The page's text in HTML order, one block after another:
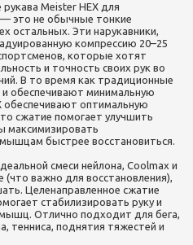
Meister HEX для
— это не обычные тонкие
остальных. Эти нарукавники,
компрессию 20–25
которые хотят
и точность своих рук во
В то время как традиционные
обеспечивают минимальную
обеспечивают оптимальную
сжатие помогает улучшить
максимизировать
быстрее восстановиться.
смеси нейлона, Coolmax и
важно для восстановления),
Целенаправленное сжатие
стабилизировать руку и
Отлично подходит для бега,
тенниса, поднятия тяжестей и